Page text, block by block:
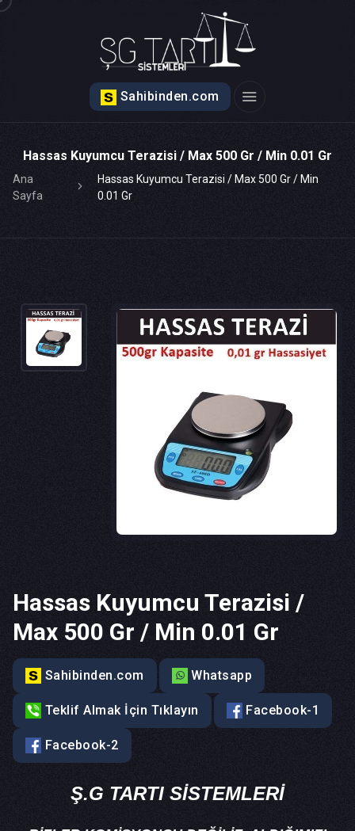
Sahibinden.com
Hassas Kuyumcu Terazisi / Max 500 Gr / Min 0.01 Gr
Ana
Sayfa
Hassas Kuyumcu Terazisi / Max 500 Gr / Min
0.01 Gr
Hassas Kuyumcu Terazisi /
Max 500 Gr / Min 0.01 Gr
Sahibinden.com Whatsapp
Teklif Almak İçin Tıklayın Facebook-1
Facebook-2
Ş.G TARTI SİSTEMLERİ